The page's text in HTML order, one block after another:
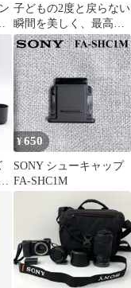
子どもの2度と戻らない
瞬間を美しく、最高カ
メラ SONY α6400 749
¥650
SONY シューキャップ
FA-SHC1M